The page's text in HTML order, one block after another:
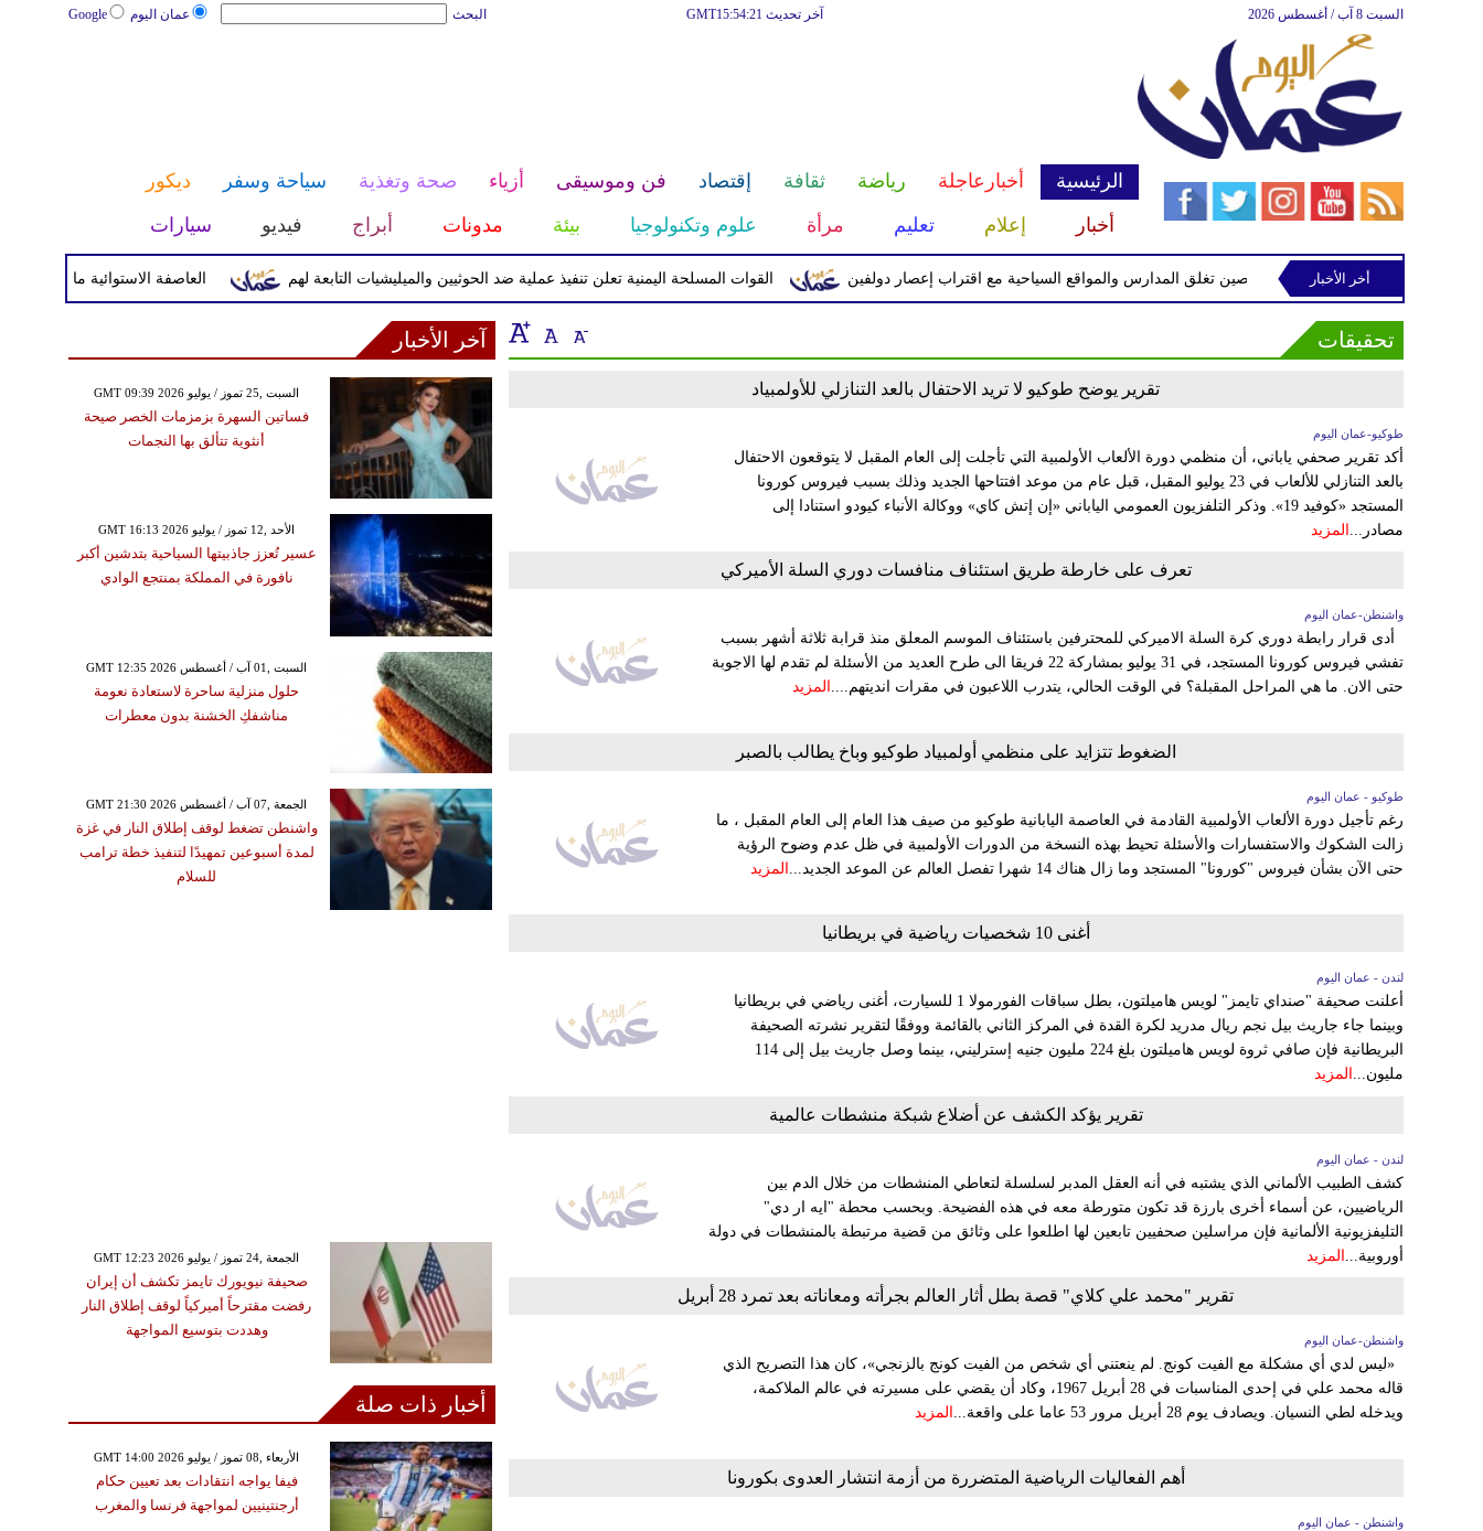
عمان اليوم Google البحث آخر تحديث GMT15:54:21 السبت 8 آب / أغسطس 2026
الرئيسية أخبارعاجلة رياضة ثقافة إقتصاد فن وموسيقى أزياء صحة وتغذية سياحة وسفر
ديكور
أخبار
إعلام تعليم مرأة علوم وتكنولوجيا بيئة مدونات أبراج فيديو سيارات
العاصفة الاستوائية مايماي تضرب القوات المسلحة اليمنية تعلن تنفيذ عملية ضد الحوثيين والميليشيات التابعة لهم الصين تغلق المدارس والمواقع السياحية مع اقتراب إعصار دولفين أخر الأخبار
تحقيقات
تقرير يوضح طوكيو لا تريد الاحتفال بالعد التنازلي للأولمبياد
طوكيو-عمان اليوم
أكد تقرير صحفي ياباني، أن منظمي دورة الألعاب الأولمبية التي تأجلت إلى العام المقبل لا يتوقعون الاحتفال
بالعد التنازلي للألعاب في 23 يوليو المقبل، قبل عام من موعد افتتاحها الجديد وذلك بسبب فيروس كورونا
المستجد «كوفيد 19». وذكر التلفزيون العمومي الياباني «إن إتش كاي» ووكالة الأنباء كيودو استنادا إلى
مصادر... المزيد
تعرف على خارطة طريق استئناف منافسات دوري السلة الأميركي
واشنطن-عمان اليوم
أدى قرار رابطة دوري كرة السلة الاميركي للمحترفين باستئناف الموسم المعلق منذ قرابة ثلاثة أشهر بسبب
تفشي فيروس كورونا المستجد، في 31 يوليو بمشاركة 22 فريقا الى طرح العديد من الأسئلة لم تقدم لها الاجوبة
حتى الان. ما هي المراحل المقبلة؟ في الوقت الحالي، يتدرب اللاعبون في مقرات انديتهم.... المزيد
الضغوط تتزايد على منظمي أولمبياد طوكيو وباخ يطالب بالصبر
طوكيو - عمان اليوم
رغم تأجيل دورة الألعاب الأولمبية القادمة في العاصمة اليابانية طوكيو من صيف هذا العام إلى العام المقبل ، ما
زالت الشكوك والاستفسارات والأسئلة تحيط بهذه النسخة من الدورات الأولمبية في ظل عدم وضوح الرؤية
حتى الآن بشأن فيروس "كورونا" المستجد وما زال هناك 14 شهرا تفصل العالم عن الموعد الجديد...
المزيد
أغنى 10 شخصيات رياضية في بريطانيا
لندن - عمان اليوم
أعلنت صحيفة "صنداي تايمز" لويس هاميلتون، بطل سباقات الفورمولا 1 للسيارت، أغنى رياضي في بريطانيا
وبينما جاء جاريث بيل نجم ريال مدريد لكرة القدة في المركز الثاني بالقائمة ووفقًا لتقرير نشرته الصحيفة
البريطانية فإن صافي ثروة لويس هاميلتون بلغ 224 مليون جنيه إسترليني، بينما وصل جاريث بيل إلى 114
مليون... المزيد
تقرير يؤكد الكشف عن أضلاع شبكة منشطات عالمية
لندن - عمان اليوم
كشف الطبيب الألماني الذي يشتبه في أنه العقل المدبر لسلسلة لتعاطي المنشطات من خلال الدم بين
الرياضيين، عن أسماء أخرى بارزة قد تكون متورطة معه في هذه الفضيحة. وبحسب محطة "ايه ار دي"
التليفزيونية الألمانية فإن مراسلين صحفيين تابعين لها اطلعوا على وثائق من قضية مرتبطة بالمنشطات في دولة
أوروبية... المزيد
تقرير "محمد علي كلاي" قصة بطل أثار العالم بجرأته ومعاناته بعد تمرد 28 أبريل
واشنطن-عمان اليوم
«ليس لدي أي مشكلة مع الفيت كونج. لم ينعتني أي شخص من الفيت كونج بالزنجي»، كان هذا التصريح الذي
قاله محمد علي في إحدى المناسبات في 28 أبريل 1967، وكاد أن يقضي على مسيرته في عالم الملاكمة،
ويدخله لطي النسيان. ويصادف يوم 28 أبريل مرور 53 عاما على واقعة...
المزيد
أهم الفعاليات الرياضية المتضررة من أزمة انتشار العدوى بكورونا
واشنطن - عمان اليوم
آخر الأخبار
GMT 09:39 2026 السبت ,25 تموز / يوليو
فساتين السهرة بزمزمات الخصر صيحة
أنثوية تتألق بها النجمات
GMT 16:13 2026 الأحد ,12 تموز / يوليو
عسير تُعزز جاذبيتها السياحية بتدشين أكبر
نافورة في المملكة بمنتجع الوادي
GMT 12:35 2026 السبت ,01 آب / أغسطس
حلول منزلية ساحرة لاستعادة نعومة
مناشفكِ الخشنة بدون معطرات
GMT 21:30 2026 الجمعة ,07 آب / أغسطس
واشنطن تضغط لوقف إطلاق النار في غزة
لمدة أسبوعين تمهيدًا لتنفيذ خطة ترامب
للسلام
GMT 12:23 2026 الجمعة ,24 تموز / يوليو
صحيفة نيويورك تايمز تكشف أن إيران
رفضت مقترحاً أميركياً لوقف إطلاق النار
وهددت بتوسيع المواجهة
أخبار ذات صلة
GMT 14:00 2026 الأربعاء ,08 تموز / يوليو
فيفا يواجه انتقادات بعد تعيين حكام
أرجنتينيين لمواجهة فرنسا والمغرب